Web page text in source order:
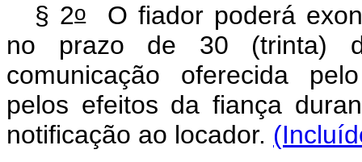
§ 2oO fiador poderá
no prazo de 30 (trinta)
comunicação oferecida
pelos efeitos da fiança
notificação ao locador.